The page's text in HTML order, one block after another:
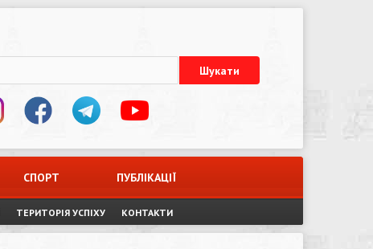
СПОРТ ПУБЛІКАЦІЇ
ТЕРИТОРІЯ УСПІХУ КОНТАКТИ